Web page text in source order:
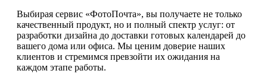
Выбирая сервис «ФотоПочта», вы получаете не только
качественный продукт, но и полный спектр услуг: от
разработки дизайна до доставки готовых календарей до
вашего дома или офиса. Мы ценим доверие наших
клиентов и стремимся превзойти их ожидания на
каждом этапе работы.